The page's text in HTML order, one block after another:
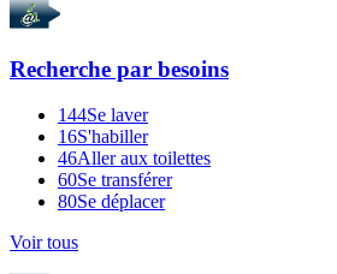
Recherche par besoins
144Se laver
16S'habiller
46Aller aux toilettes
60Se transférer
80Se déplacer
Voir tous